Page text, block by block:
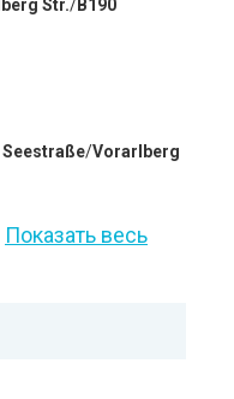
Str./ B190
Seestraße/Vorarlberg
Показать весь